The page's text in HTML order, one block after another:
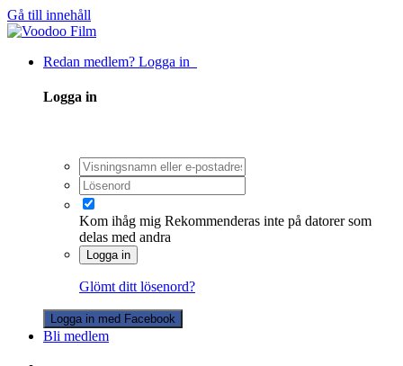
Gå till innehåll
Redan medlem? Logga in
Logga in
Kom ihåg mig Rekommenderas inte på datorer som
delas med andra
Logga in
Glömt ditt lösenord?
Logga in med Facebook
Bli medlem